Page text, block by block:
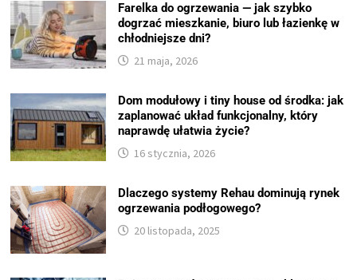
Farelka do ogrzewania — jak szybko
dogrzać mieszkanie, biuro lub łazienkę w
chłodniejsze dni?
21 maja, 2026
Dom modułowy i tiny house od środka: jak
zaplanować układ funkcjonalny, który
naprawdę ułatwia życie?
16 stycznia, 2026
Dlaczego systemy Rehau dominują rynek
ogrzewania podłogowego?
20 listopada, 2025